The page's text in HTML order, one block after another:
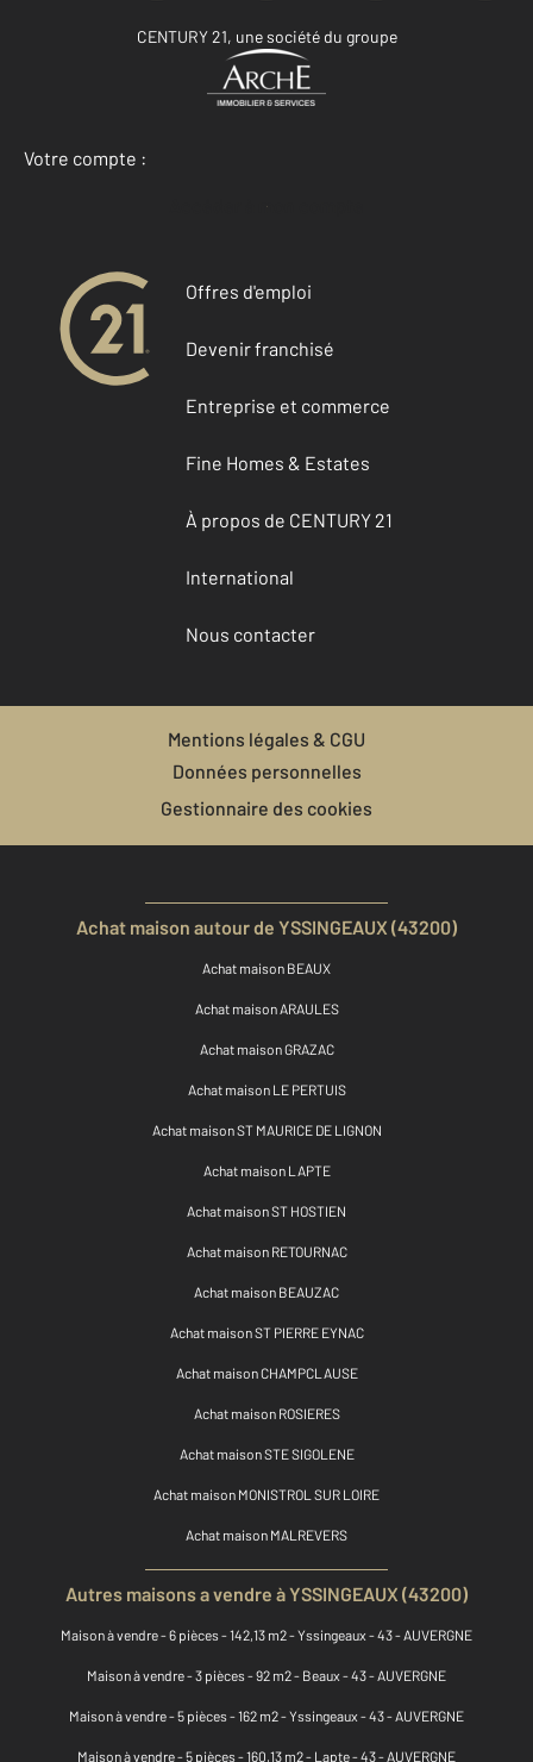
CENTURY 21, une société du groupe
Votre compte :
Accéder à mon compte
Offres d'emploi
Devenir franchisé
Entreprise et commerce
Fine Homes & Estates
À propos de CENTURY 21
International
Nous contacter
Mentions légales & CGU
Données personnelles
Gestionnaire des cookies
Achat maison autour de YSSINGEAUX (43200)
Achat maison BEAUX
Achat maison ARAULES
Achat maison GRAZAC
Achat maison LE PERTUIS
Achat maison ST MAURICE DE LIGNON
Achat maison LAPTE
Achat maison ST HOSTIEN
Achat maison RETOURNAC
Achat maison BEAUZAC
Achat maison ST PIERRE EYNAC
Achat maison CHAMPCLAUSE
Achat maison ROSIERES
Achat maison STE SIGOLENE
Achat maison MONISTROL SUR LOIRE
Achat maison MALREVERS
Autres maisons a vendre à YSSINGEAUX (43200)
Maison à vendre - 6 pièces - 142,13 m2 - Yssingeaux - 43 - AUVERGNE
Maison à vendre - 3 pièces - 92 m2 - Beaux - 43 - AUVERGNE
Maison à vendre - 5 pièces - 162 m2 - Yssingeaux - 43 - AUVERGNE
Maison à vendre - 5 pièces - 160,13 m2 - Lapte - 43 - AUVERGNE